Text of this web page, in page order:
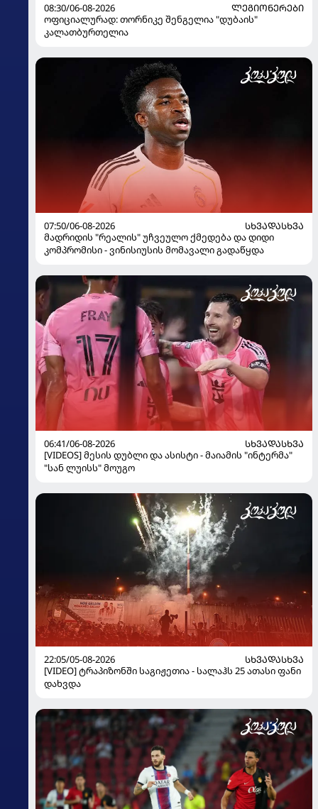
08:30/06-08-2026
ᲚᲔᲒᲘᲝᲜᲔᲠᲔᲑᲘ
ოფიციალურად: თორნიკე შენგელია "დუბაის"
კალათბურთელია
07:50/06-08-2026
ᲡᲮᲕᲐᲓᲐᲡᲮᲕᲐ
მადრიდის "რეალის" უჩვეულო ქმედება და დიდი
კომპრომისი - ვინისიუსის მომავალი გადაწყდა
06:41/06-08-2026
ᲡᲮᲕᲐᲓᲐᲡᲮᲕᲐ
[VIDEOS] მესის დუბლი და ასისტი - მაიამის "ინტერმა"
"სან ლუისს" მოუგო
22:05/05-08-2026
ᲡᲮᲕᲐᲓᲐᲡᲮᲕᲐ
[VIDEO] ტრაპიზონში საგიჟეთია - სალაჰს 25 ათასი ფანი
დახვდა